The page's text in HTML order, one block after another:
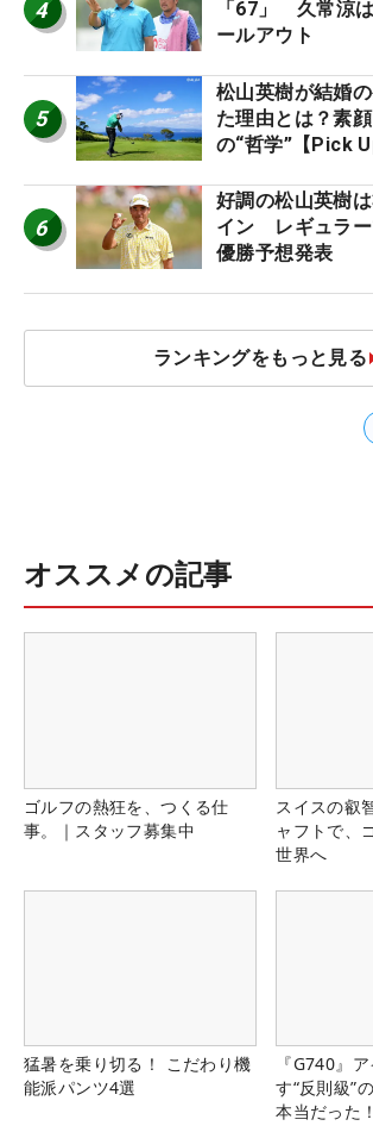
4
「67」 久常涼
ールアウト
5
松山英樹が結婚
た理由とは？素
の“哲学”【Pick
6
好調の松山英樹
イン レギュラー
優勝予想発表
ランキングをもっと見る
オススメの記事
ゴルフの熱狂を、つくる仕
事。｜スタッフ募集中
スイスの叡
ャフトで、
世界へ
猛暑を乗り切る！ こだわり機
能派パンツ4選
『G740』
す“反則級”
本当だった！